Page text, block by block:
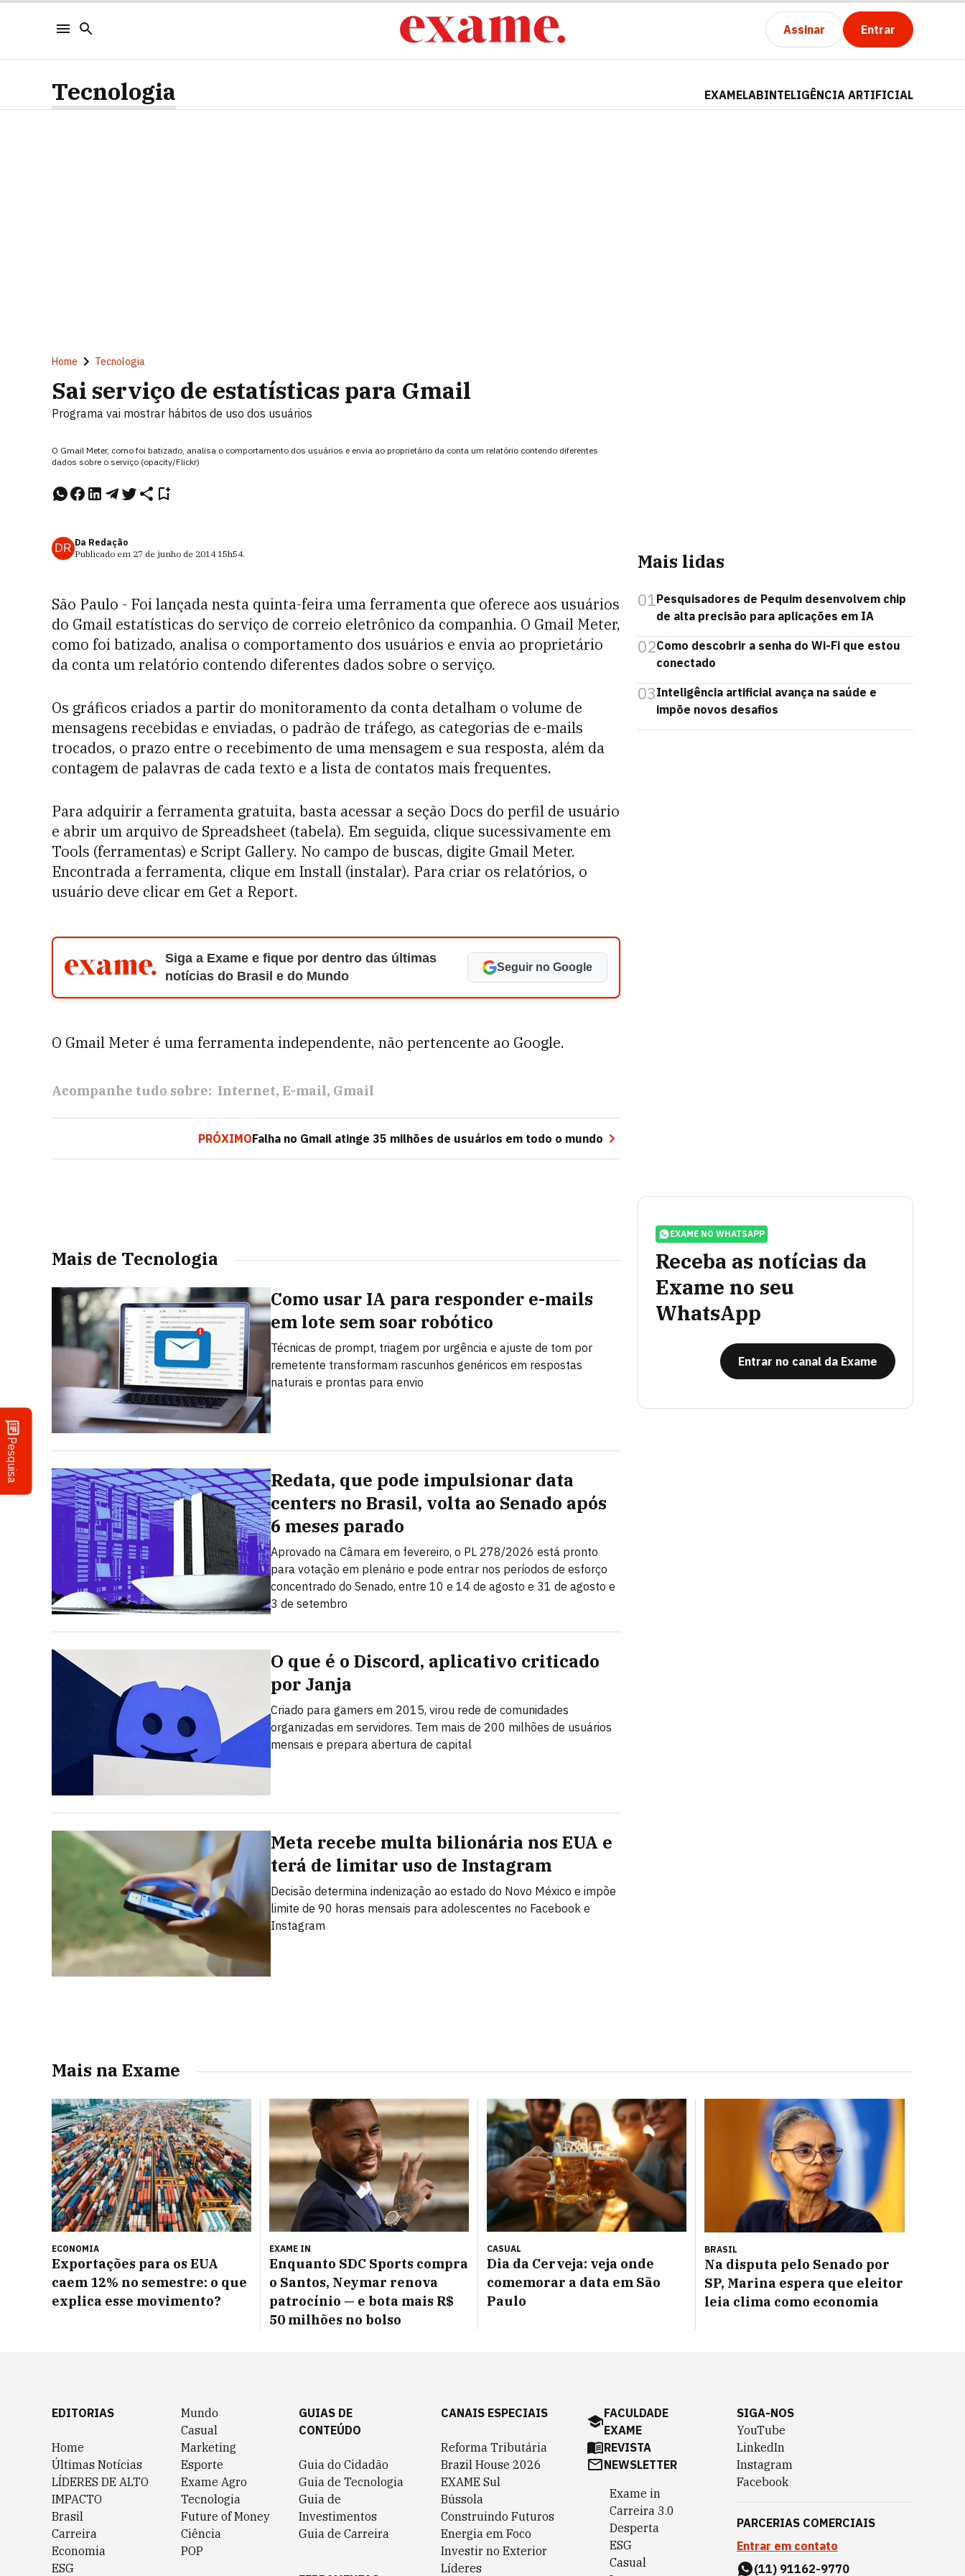
Assinar Entrar
Pesquisa
Tecnologia EXAMELABINTELIGÊNCIA ARTIFICIAL
Home Tecnologia
Sai serviço de estatísticas para Gmail
Programa vai mostrar hábitos de uso dos usuários
O Gmail Meter, como foi batizado, analisa o comportamento dos usuários e envia ao proprietário da conta um relatório contendo diferentes
dados sobre o serviço (opacity/Flickr)
DR Da Redação
Publicado em 27 de junho de 2014 15h54.
São Paulo - Foi lançada nesta quinta-feira uma ferramenta que oferece aos usuários
do Gmail estatísticas do serviço de correio eletrônico da companhia. O Gmail Meter,
como foi batizado, analisa o comportamento dos usuários e envia ao proprietário
da conta um relatório contendo diferentes dados sobre o serviço.
Os gráficos criados a partir do monitoramento da conta detalham o volume de
mensagens recebidas e enviadas, o padrão de tráfego, as categorias de e-mails
trocados, o prazo entre o recebimento de uma mensagem e sua resposta, além da
contagem de palavras de cada texto e a lista de contatos mais frequentes.
Para adquirir a ferramenta gratuita, basta acessar a seção Docs do perfil de usuário
e abrir um arquivo de Spreadsheet (tabela). Em seguida, clique sucessivamente em
Tools (ferramentas) e Script Gallery. No campo de buscas, digite Gmail Meter.
Encontrada a ferramenta, clique em Install (instalar). Para criar os relatórios, o
usuário deve clicar em Get a Report.
Siga a Exame e fique por dentro das últimas
notícias do Brasil e do Mundo
Seguir no Google
O Gmail Meter é uma ferramenta independente, não pertencente ao Google.
Acompanhe tudo sobre: Internet E-mail Gmail
PRÓXIMOFalha no Gmail atinge 35 milhões de usuários em todo o mundo
Mais de Tecnologia
Como usar IA para responder e-mails
em lote sem soar robótico
Técnicas de prompt, triagem por urgência e ajuste de tom por
remetente transformam rascunhos genéricos em respostas
naturais e prontas para envio
Redata, que pode impulsionar data
centers no Brasil, volta ao Senado após
6 meses parado
Aprovado na Câmara em fevereiro, o PL 278/2026 está pronto
para votação em plenário e pode entrar nos períodos de esforço
concentrado do Senado, entre 10 e 14 de agosto e 31 de agosto e
3 de setembro
O que é o Discord, aplicativo criticado
por Janja
Criado para gamers em 2015, virou rede de comunidades
organizadas em servidores. Tem mais de 200 milhões de usuários
mensais e prepara abertura de capital
Meta recebe multa bilionária nos EUA e
terá de limitar uso de Instagram
Decisão determina indenização ao estado do Novo México e impõe
limite de 90 horas mensais para adolescentes no Facebook e
Instagram
Mais lidas
01Pesquisadores de Pequim desenvolvem chip
de alta precisão para aplicações em IA
02Como descobrir a senha do Wi-Fi que estou
conectado
03Inteligência artificial avança na saúde e
impõe novos desafios
EXAME NO WHATSAPP
Receba as notícias da
Exame no seu
WhatsApp
Entrar no canal da Exame
Mais na Exame
ECONOMIA
Exportações para os EUA
caem 12% no semestre: o que
explica esse movimento?
EXAME IN
Enquanto SDC Sports compra
o Santos, Neymar renova
patrocínio — e bota mais R$
50 milhões no bolso
CASUAL
Dia da Cerveja: veja onde
comemorar a data em São
Paulo
BRASIL
Na disputa pelo Senado por
SP, Marina espera que eleitor
leia clima como economia
EDITORIAS
Home
Últimas Notícias
LÍDERES DE ALTO
IMPACTO
Brasil
Carreira
Economia
ESG
Mundo
Casual
Marketing
Esporte
Exame Agro
Tecnologia
Future of Money
Ciência
POP
GUIAS DE
CONTEÚDO
Guia do Cidadão
Guia de Tecnologia
Guia de
Investimentos
Guia de Carreira
CANAIS ESPECIAIS
Reforma Tributária
Brazil House 2026
EXAME Sul
Bússola
Construindo Futuros
Energia em Foco
Investir no Exterior
Líderes
FACULDADE
EXAME
REVISTA
NEWSLETTER
Exame in
Carreira 3.0
Desperta
ESG
Casual
SIGA-NOS
YouTube
LinkedIn
Instagram
Facebook
PARCERIAS COMERCIAIS
Entrar em contato
(11) 91162-9770